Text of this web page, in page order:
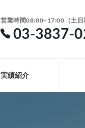
営業時間08:00~17:00（土日
03-3837-
実績紹介